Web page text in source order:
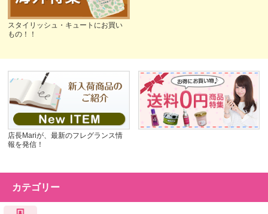
スタイリッシュ・キュートにお買い
もの！！
店長Mariが、最新のフレグランス情
報を発信！
カテゴリー